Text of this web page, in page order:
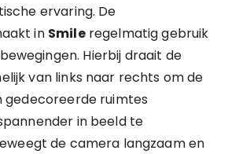
ervaring. De
in Smileregelmatig gebruik
Hierbij draait de
van links naar rechts om de
gedecoreerde ruimtes
in beeld te
de camera langzaam en